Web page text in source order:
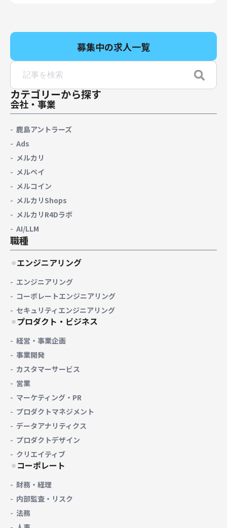
募集中の求人一覧
カテゴリーから探す
会社・事業
鹿島アントラーズ
Ads
メルカリ
メルペイ
メルコイン
メルカリShops
メルカリR4Dラボ
AI/LLM
職種
エンジニアリング
エンジニアリング
コーポレートエンジニアリング
セキュリティエンジニアリング
プロダクト・ビジネス
経営・事業企画
事業開発
カスタマーサービス
営業
マーケティング・PR
プロダクトマネジメント
データアナリティクス
プロダクトデザイン
クリエイティブ
コーポレート
財務・経理
内部監査・リスク
法務